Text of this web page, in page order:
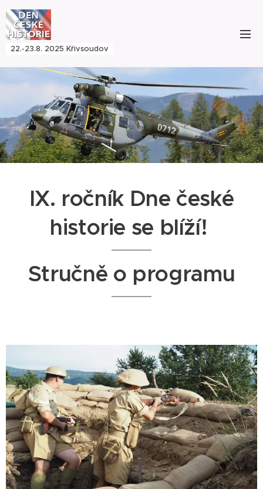
22.-23.8. 2025 Křivsoudov
IX. ročník Dne české
historie se blíží!
Stručně o programu